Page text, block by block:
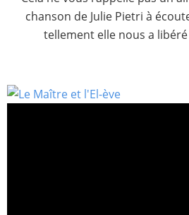
chanson de Julie Pietri à
tellement elle nous a